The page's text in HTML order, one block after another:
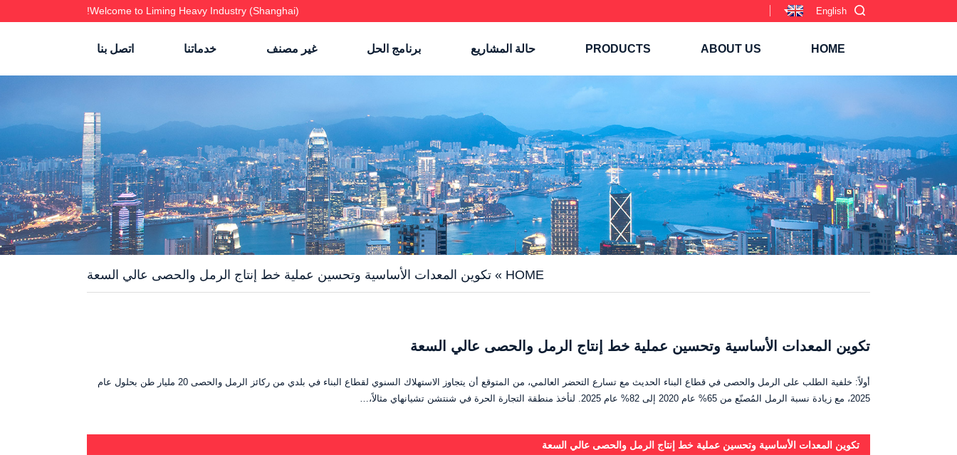
Welcome to Liming Heavy Industry (Shanghai)! English
HOME
ABOUT US
PRODUCTS حالة المشاريع برنامج الحل غير مصنف خدماتنا اتصل بنا
HOME
» تكوين المعدات الأساسية وتحسين عملية خط إنتاج الرمل والحصى عالي السعة
تكوين المعدات الأساسية وتحسين عملية خط إنتاج الرمل والحصى عالي السعة
أولاً: خلفية الطلب على الرمل والحصى في قطاع البناء الحديث مع تسارع التحضر العالمي، من المتوقع أن يتجاوز الاستهلاك السنوي لقطاع البناء في بلدي من ركائز الرمل والحصى 20 مليار طن بحلول عام
2025، مع زيادة نسبة الرمل المُصنّع من 65% عام 2020 إلى 82% عام 2025. لنأخذ منطقة التجارة الحرة في شنتشن تشيانهاي مثالاً،…
تكوين المعدات الأساسية وتحسين عملية خط إنتاج الرمل والحصى عالي السعة